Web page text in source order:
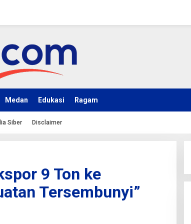
Medan Edukasi Ragam
Siber Disclaimer
9 Ton ke
Tersembunyi”